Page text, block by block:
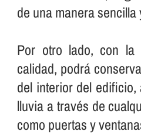
de una manera sencilla
Por otro lado, con la
calidad, podrá
del interior del
lluvia a través de
como puertas y